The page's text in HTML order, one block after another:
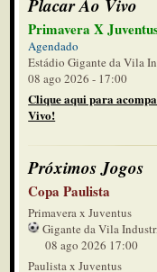
Placar Ao Vivo
Primavera X
Agendado
Estádio Gigante da Vila
08 ago 2026 - 17:00
Clique aqui para
Vivo!
Próximos Jogos
Copa Paulista
Primavera x Juventus
Gigante da Vila
08 ago 2026 17:00
Paulista x Juventus